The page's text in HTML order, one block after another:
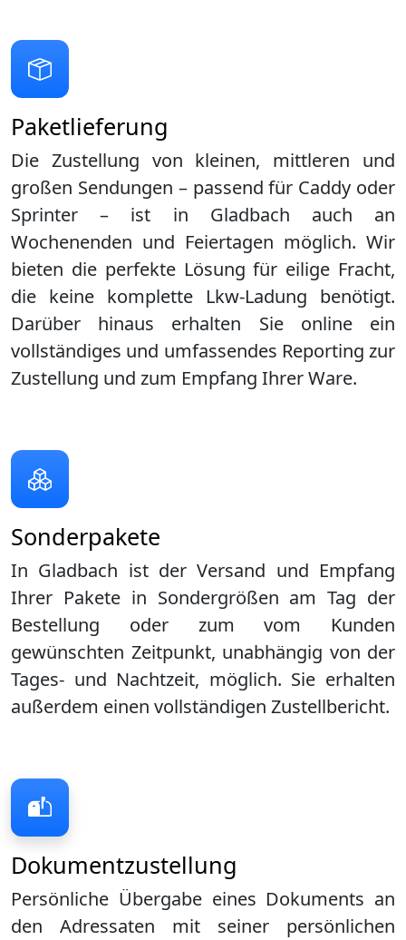
Dokumentzustellung
Persönliche Übergabe eines Dokuments an
den Adressaten mit seiner persönlichen
Paketlieferung
Die Zustellung von kleinen, mittleren und
großen Sendungen – passend für Caddy oder
Sprinter – ist in Gladbach auch an
Wochenenden und Feiertagen möglich. Wir
bieten die perfekte Lösung für eilige Fracht,
die keine komplette Lkw-Ladung benötigt.
Darüber hinaus erhalten Sie online ein
vollständiges und umfassendes Reporting zur
Zustellung und zum Empfang Ihrer Ware.
Sonderpakete
In Gladbach ist der Versand und Empfang
Ihrer Pakete in Sondergrößen am Tag der
Bestellung oder zum vom Kunden
gewünschten Zeitpunkt, unabhängig von der
Tages- und Nachtzeit, möglich. Sie erhalten
außerdem einen vollständigen Zustellbericht.